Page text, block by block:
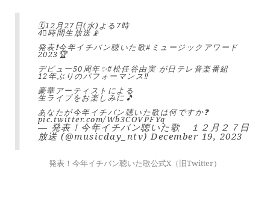
🗓️12月27日(水)よる7時
4⃣時間生放送📡
発表❗️今年イチバン聴いた歌#ミュージックアワード
2023🏆
デビュー50周年✨#松任谷由実 が日テレ音楽番組
12年ぶりのパフォーマンス‼️
豪華アーティストによる
生ライブをお楽しみに🎵
あなたが今年イチバン聴いた歌は何ですか❓
pic.twitter.com/Wb3COVPFYq
— 発表！今年イチバン聴いた歌 １２月２７日
放送 (@musicday_ntv)December 19, 2023
発表！今年イチバン聴いた歌公式X（旧Twitter）